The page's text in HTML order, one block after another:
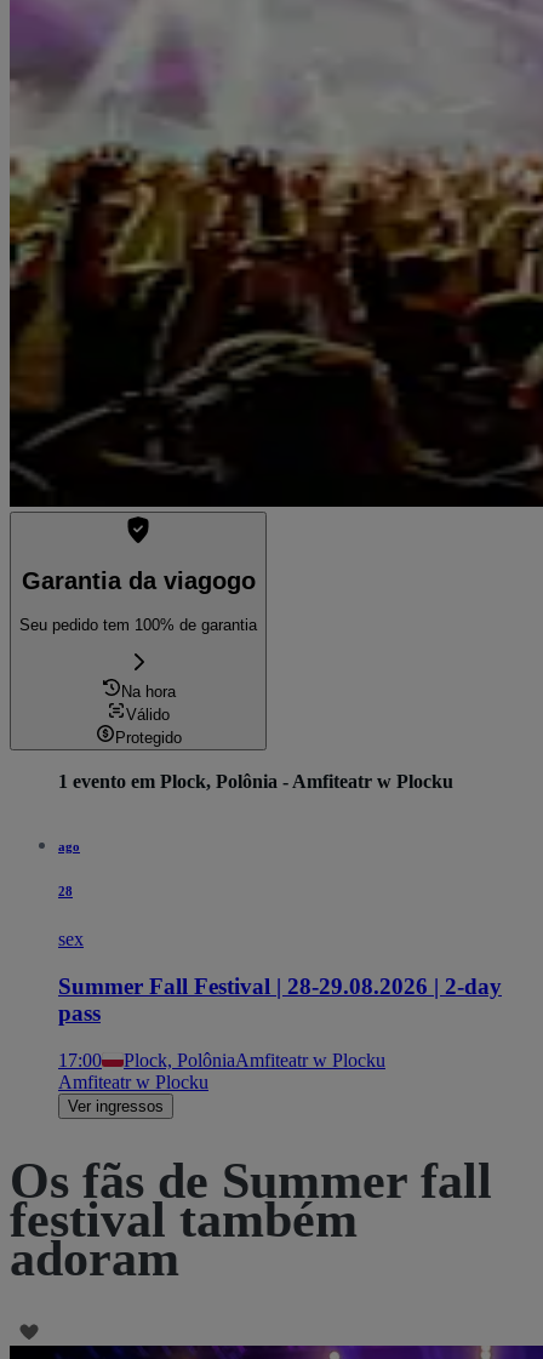
Garantia da viagogo
Seu pedido tem 100% de garantia
Na hora
Válido
Protegido
1 evento em Plock, Polônia - Amfiteatr w Plocku
ago
28
sex
Summer Fall Festival | 28-29.08.2026 | 2-day
pass
17:00 Plock, PolôniaAmfiteatr w Plocku
Amfiteatr w Plocku
Ver ingressos
Os fãs de Summer fall
festival também
adoram